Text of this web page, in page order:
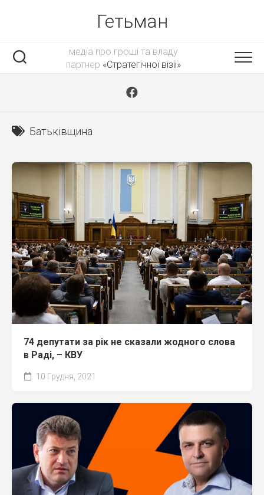
Гетьман
медіа про гроші та владу
партнер «Стратегічної візії»
Батьківщина
74 депутати за рік не сказали жодного слова
в Раді, – КВУ
10 Грудня, 2021